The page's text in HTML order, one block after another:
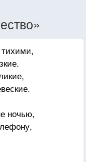
ночью,